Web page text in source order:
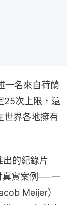
一名來自荷蘭
25次上限，還
世界各地擁有
的紀錄片
真實案例──一
Meijer）